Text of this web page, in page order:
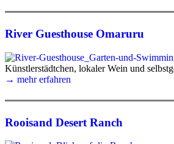
River Guesthouse Omaruru
Künstlerstädtchen, lokaler Wein und
→ mehr erfahren
Rooisand Desert Ranch